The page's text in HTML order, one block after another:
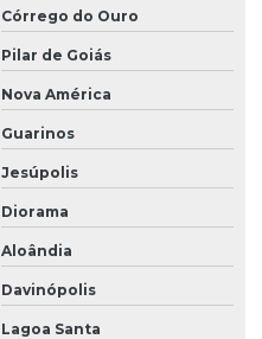
Córrego do Ouro
Pilar de Goiás
Nova América
Guarinos
Jesúpolis
Diorama
Aloândia
Davinópolis
Lagoa Santa